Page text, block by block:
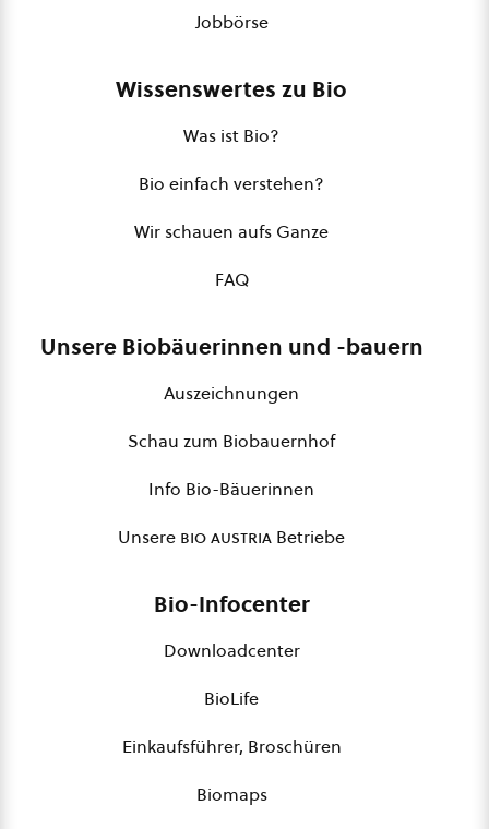
Jobbörse
Wissenswertes zu Bio
Was ist Bio?
Bio einfach verstehen?
Wir schauen aufs Ganze
FAQ
Unsere Biobäuerinnen und -bauern
Auszeichnungen
Schau zum Biobauernhof
Info Bio-Bäuerinnen
Unsere bio austria Betriebe
Bio-Infocenter
Downloadcenter
BioLife
Einkaufsführer, Broschüren
Biomaps